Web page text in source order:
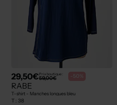
29,50€Prix boutique :
59,00€ -50%
RABE
T-shirt - Manches longues bleu
T : 38